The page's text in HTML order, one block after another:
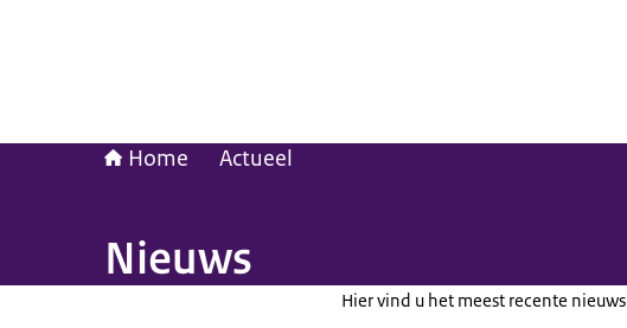
Home Actueel
Nieuws
Hier vind u het meest recente nieuws